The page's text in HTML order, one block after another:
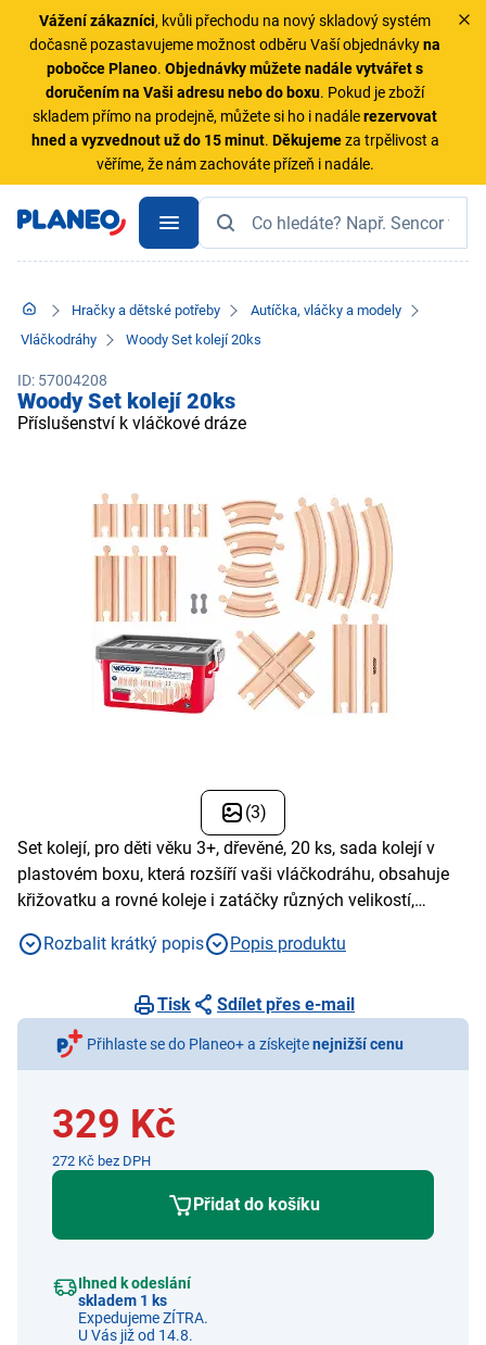
Vážení zákazníci, kvůli přechodu na nový skladový systém
dočasně pozastavujeme možnost odběru Vaší objednávkyna
pobočce Planeo.Objednávky můžete nadále vytvářet s
doručením na Vaši adresu nebo do boxu. Pokud je zboží
skladem přímo na prodejně, můžete si ho i nadálerezervovat
hned a vyzvednout už do 15 minut. Děkujemeza trpělivost a
věříme, že nám zachováte přízeň i nadále.
Hračky a dětské potřeby
Autíčka, vláčky a modely
Vláčkodráhy
Woody Set kolejí 20ks
ID: 57004208
Woody Set kolejí 20ks
Příslušenství k vláčkové dráze
(3)
Set kolejí, pro děti věku 3+, dřevěné, 20 ks, sada kolejí v
plastovém boxu, která rozšíří vaši vláčkodráhu, obsahuje
křižovatku a rovné koleje i zatáčky různých velikostí,
Rozbalit krátký popis
Popis produktu
Tisk Sdílet přes e-mail
Přihlaste se do Planeo+ a získejtenejnižší cenu
329 Kč
272 Kč bez DPH
Přidat do košíku
Ihned k odeslání
skladem 1 ks
Expedujeme ZÍTRA.
U Vás již od 14.8.